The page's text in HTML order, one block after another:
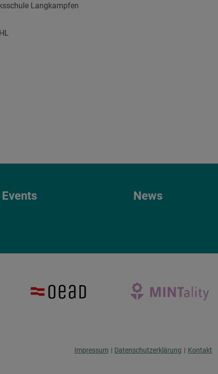
Langkampfen
Events
News
Impressum | Datenschutzerklärung | Kontakt